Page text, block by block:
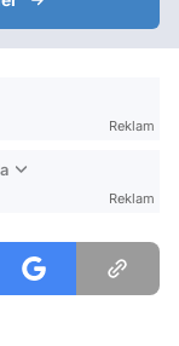
Reklam
Reklam